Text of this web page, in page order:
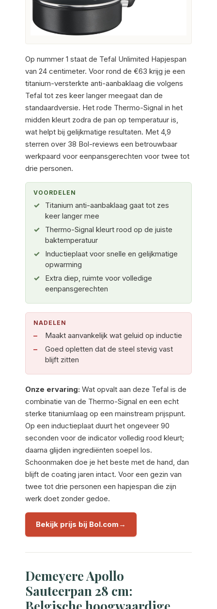
Op nummer 1 staat de Tefal Unlimited Hapjespan
van 24 centimeter. Voor rond de €63 krijg je een
titanium-versterkte anti-aanbaklaag die volgens
Tefal tot zes keer langer meegaat dan de
standaardversie. Het rode Thermo-Signal in het
midden kleurt zodra de pan op temperatuur is,
wat helpt bij gelijkmatige resultaten. Met 4,9
sterren over 38 Bol-reviews een betrouwbaar
werkpaard voor eenpansgerechten voor twee tot
drie personen.
VOORDELEN
Titanium anti-aanbaklaag gaat tot zes
keer langer mee
Thermo-Signal kleurt rood op de juiste
baktemperatuur
Inductieplaat voor snelle en gelijkmatige
opwarming
Extra diep, ruimte voor volledige
eenpansgerechten
NADELEN
Maakt aanvankelijk wat geluid op inductie
Goed opletten dat de steel stevig vast
blijft zitten
Onze ervaring: Wat opvalt aan deze Tefal is de
combinatie van de Thermo-Signal en een echt
sterke titaniumlaag op een mainstream prijspunt.
Op een inductieplaat duurt het ongeveer 90
seconden voor de indicator volledig rood kleurt;
daarna glijden ingrediënten soepel los.
Schoonmaken doe je het beste met de hand, dan
blijft de coating jaren intact. Voor een gezin van
twee tot drie personen een hapjespan die zijn
werk doet zonder gedoe.
Bekijk prijs bij Bol.com
Demeyere Apollo
Sauteerpan 28 cm: